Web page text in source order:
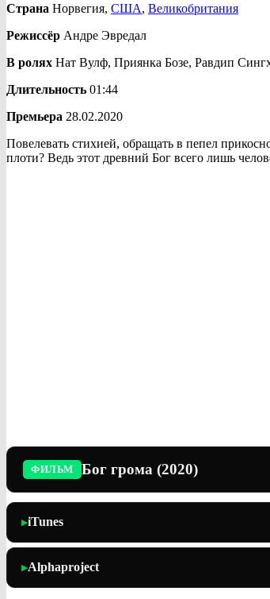
Страна Норвегия, США, Великобритания
Режиссёр Андре Эвредал
В ролях Нат Вулф, Приянка Бозе, Равдип
Длительность 01:44
Премьера 28.02.2020
Повелевать стихией, обращать в пепел
плоти? Ведь этот древний Бог всего лишь
ФИЛЬМ Бог грома (2020)
▶iTunes
▶Alphaproject